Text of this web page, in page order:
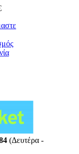
(Δευτέρα -